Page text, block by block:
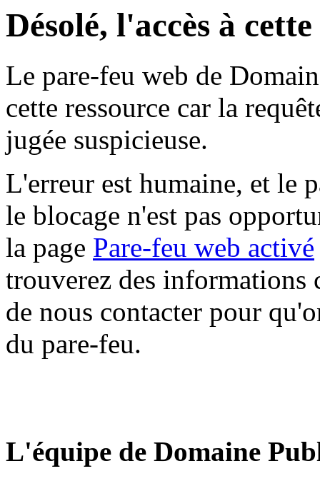
Désolé, l'accès à
Le pare-feu web de
cette ressource car la
jugée suspicieuse.
L'erreur est humaine, et le
le blocage n'est pas
la page Pare-feu web activé
trouverez des informations
de nous contacter pour
du pare-feu.
L'équipe de Domaine